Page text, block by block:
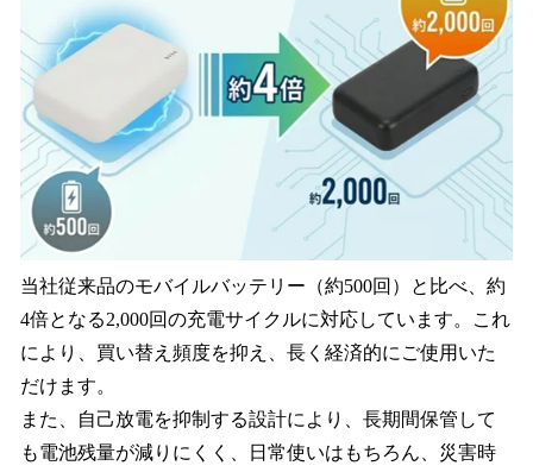
当社従来品のモバイルバッテリー（約500回）と比べ、約
4倍となる2,000回の充電サイクルに対応しています。これ
により、買い替え頻度を抑え、長く経済的にご使用いた
だけます。
また、自己放電を抑制する設計により、長期間保管して
も電池残量が減りにくく、日常使いはもちろん、災害時